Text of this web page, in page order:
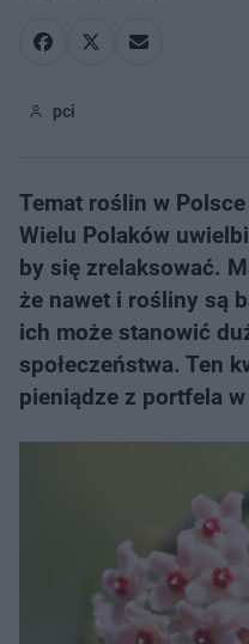
pci
Temat roślin w
Wielu Polaków
by się zrelaksować.
że nawet i rośliny są
ich może stanowić
społeczeństwa. Ten
pieniądze z portfela